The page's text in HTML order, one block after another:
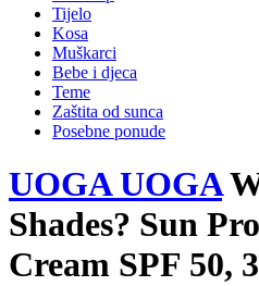
Tijelo
Kosa
Muškarci
Bebe i djeca
Teme
Zaštita od sunca
Posebne ponude
UOGA UOGA
Shades? Sun
Cream SPF 50,